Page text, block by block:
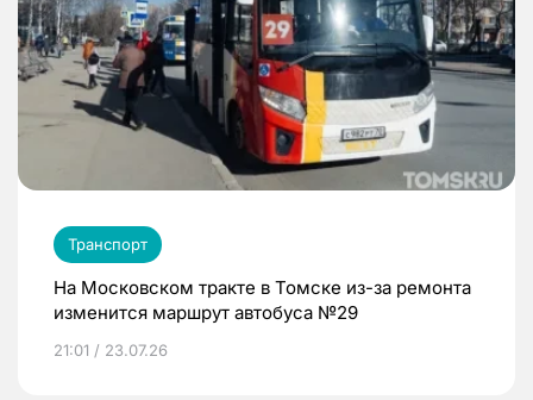
Транспорт
На Московском тракте в Томске из-за ремонта
изменится маршрут автобуса №29
21:01 / 23.07.26